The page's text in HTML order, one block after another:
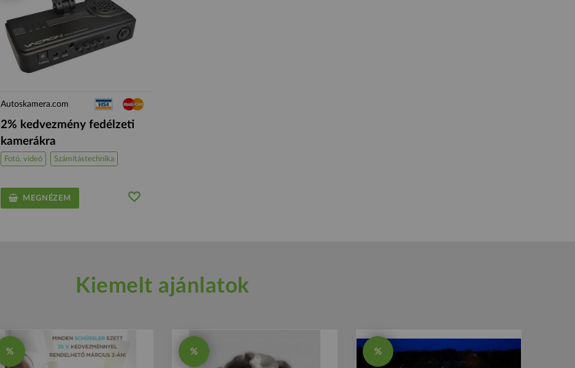
Autoskamera.com
2% kedvezmény fedélzeti
kamerákra
Fotó, videó Számítástechnika
MEGNÉZEM
Kiemelt ajánlatok
% % %